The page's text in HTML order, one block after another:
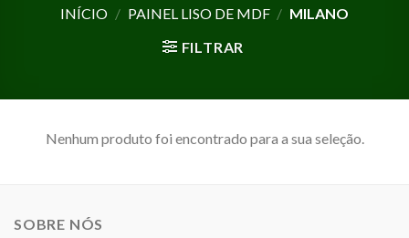
INÍCIO / PAINEL LISO DE MDF / MILANO
FILTRAR
Nenhum produto foi encontrado para a sua seleção.
SOBRE NÓS